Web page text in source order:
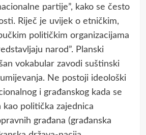
partije”, kako se često
Riječ je uvijek o etničkim,
političkim organizacijama
narod”. Planski
vokabular zavodi suštinski
Ne postoji ideološki
i građanskog kada se
kao politička zajednica
građana (građanska